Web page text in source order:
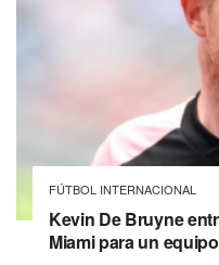
FÚTBOL INTERNACIONAL
Kevin De Bruyne
Miami para un